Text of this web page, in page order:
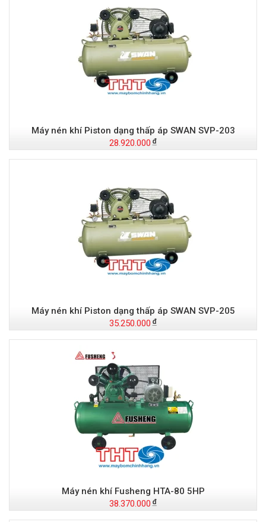
Máy nén khí Piston dạng thấp áp SWAN SVP-203
28.920.000
Máy nén khí Piston dạng thấp áp SWAN SVP-205
35.250.000
Máy nén khí Fusheng HTA-80 5HP
38.370.000